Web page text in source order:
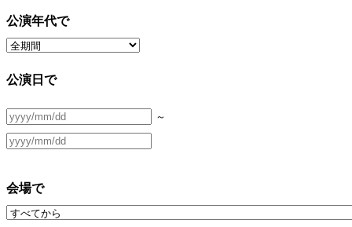
公演年代で
公演日で
～
会場で